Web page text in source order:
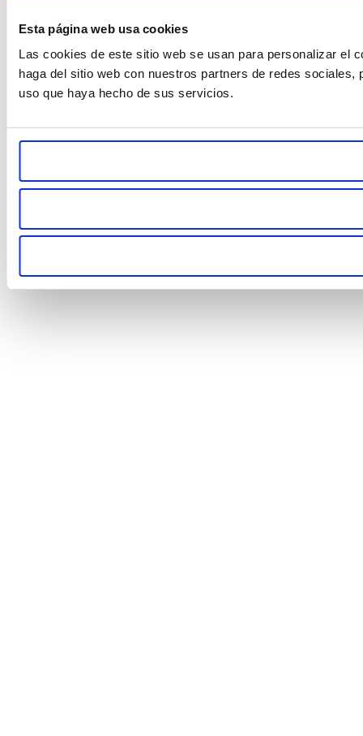
Esta página web usa cookies
Las cookies de este sitio web se usan para personalizar el
haga del sitio web con nuestros partners de redes
uso que haya hecho de sus servicios.